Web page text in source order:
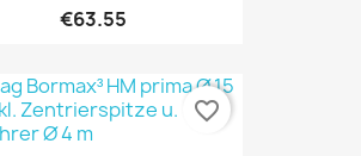
€63.55
favorite_border